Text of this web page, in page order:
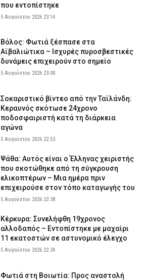
που εντοπίστηκε
5 Αυγούστου 2026 23:14
Βόλος: Φωτιά ξέσπασε στα
Αϊβαλιώτικα – Ισχυρές πυροσβεστικές
δυνάμεις επιχειρούν στο σημείο
5 Αυγούστου 2026 23:00
Σοκαριστικό βίντεο από την Ταϊλάνδη:
Κεραυνός σκότωσε 24χρονο
ποδοσφαιριστή κατά τη διάρκεια
αγώνα
5 Αυγούστου 2026 22:53
Ψάθα: Αυτός είναι ο Έλληνας χειριστής
που σκοτώθηκε από τη σύγκρουση
ελικοπτέρων – Μια ημέρα πριν
επιχειρούσε στον τόπο καταγωγής του
5 Αυγούστου 2026 22:38
Κέρκυρα: Συνελήφθη 19χρονος
αλλοδαπός – Εντοπίστηκε με μαχαίρι
11 εκατοστών σε αστυνομικό έλεγχο
5 Αυγούστου 2026 22:24
Φωτιά στη Βοιωτία: Προς αναστολή